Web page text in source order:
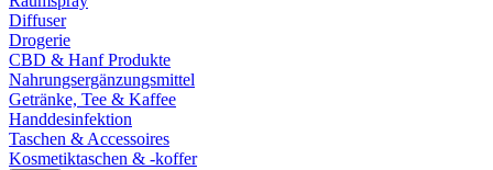
Diffuser
Drogerie
CBD & Hanf Produkte
Nahrungsergänzungsmittel
Getränke, Tee & Kaffee
Handdesinfektion
Taschen & Accessoires
Kosmetiktaschen & -koffer